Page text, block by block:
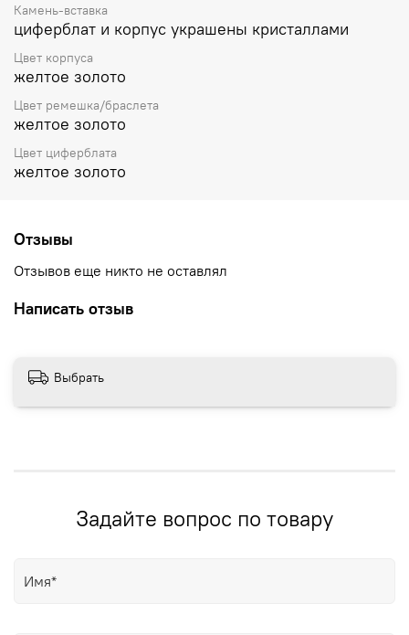
Камень-вставка
циферблат и корпус украшены кристаллами
Цвет корпуса
желтое золото
Цвет ремешка/браслета
желтое золото
Цвет циферблата
желтое золото
Отзывы
Отзывов еще никто не оставлял
Написать отзыв
Выбрать
Задайте вопрос по товару